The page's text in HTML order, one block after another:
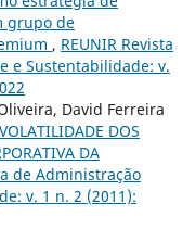
grupo de
, REUNIR Revista
e Sustentabilidade: v.
David Ferreira
DOS
DA
de Administração
v. 1 n. 2 (2011):